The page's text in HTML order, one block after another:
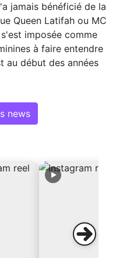
jamais bénéficié de la
Queen Latifah ou MC
imposée comme
à faire entendre
au début des années
news